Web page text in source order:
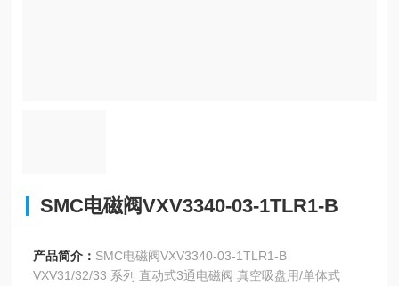
SMC电磁阀VXV3340-03-1TLR1-B
产品简介： SMC电磁阀VXV3340-03-1TLR1-B
VXV31/32/33 系列 直动式3通电磁阀 真空吸盘用/单体式